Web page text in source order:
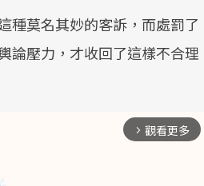
種莫名其妙的客訴，而處罰了
論壓力，才收回了這樣不合理
arrow_forward_ios 觀看更多
動健康管理的重要起點。
前往專題
前往專題
前往專題
前往專題